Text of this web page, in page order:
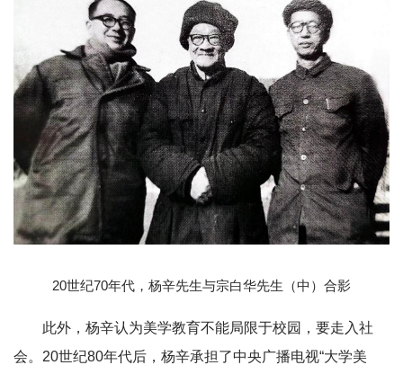
20世纪70年代，杨辛先生与宗白华先生（中）合影
此外，杨辛认为美学教育不能局限于校园，要走入社
会。20世纪80年代后，杨辛承担了中央广播电视“大学美